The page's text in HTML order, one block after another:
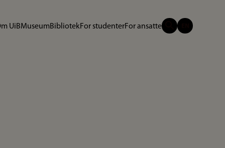
UiBMuseumBibliotekFor studenterFor ansatte